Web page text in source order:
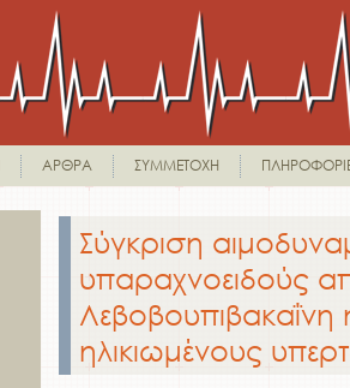
ΆΡΘΡΑ ΣΥΜΜΕΤΟΧΉ
Σύγκριση
υπαραχνοειδούς
Λεβοβουπιβακαΐνη
ηλικιωμένους